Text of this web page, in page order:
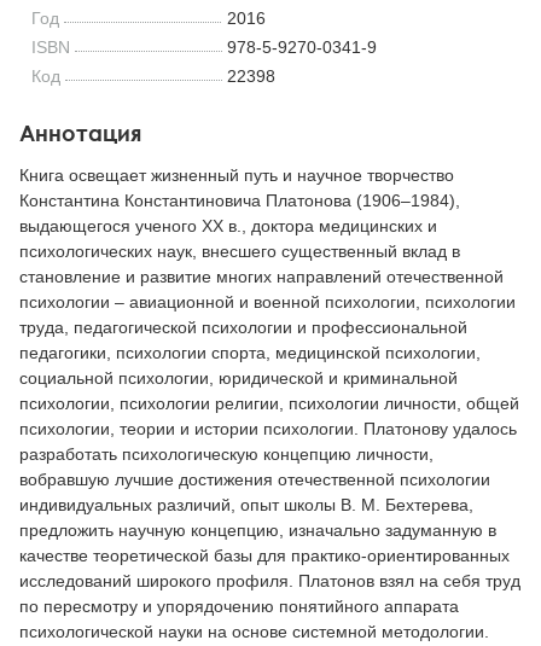
Год
2016
ISBN
978-5-9270-0341-9
Код
22398
Аннотация
Книга освещает жизненный путь и научное творчество
Константина Константиновича Платонова (1906–1984),
выдающегося ученого ХХ в., доктора медицинских и
психологических наук, внесшего существенный вклад в
становление и развитие многих направлений отечественной
психологии – авиационной и военной психологии, психологии
труда, педагогической психологии и профессиональной
педагогики, психологии спорта, медицинской психологии,
социальной психологии, юридической и криминальной
психологии, психологии религии, психологии личности, общей
психологии, теории и истории психологии. Платонову удалось
разработать психологическую концепцию личности,
вобравшую лучшие достижения отечественной психологии
индивидуальных различий, опыт школы В. М. Бехтерева,
предложить научную концепцию, изначально задуманную в
качестве теоретической базы для практико-ориентированных
исследований широкого профиля. Платонов взял на себя труд
по пересмотру и упорядочению понятийного аппарата
психологической науки на основе системной методологии.